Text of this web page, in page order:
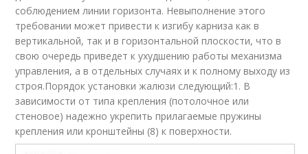
соблюдением линии горизонта. Невыполнение этого
требовании может привести к изгибу карниза как в
вертикальной, так и в горизонтальной плоскости, что в
свою очередь приведет к ухудшению работы механизма
управления, а в отдельных случаях и к полному выходу из
строя.Порядок установки жалюзи следующий:1. В
зависимости от типа крепления (потолочное или
стеновое) надежно укрепить прилагаемые пружины
крепления или кронштейны (8) к поверхности.